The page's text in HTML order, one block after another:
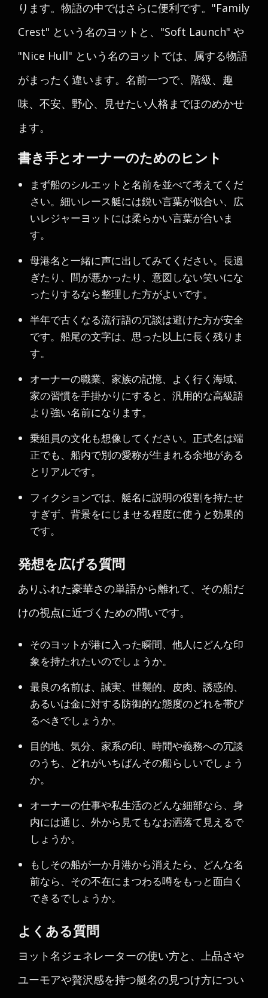
ります。物語の中ではさらに便利です。"Family
Crest" という名のヨットと、"Soft Launch" や
"Nice Hull" という名のヨットでは、属する物語
がまったく違います。名前一つで、階級、趣
味、不安、野心、見せたい人格までほのめかせ
ます。
書き手とオーナーのためのヒント
まず船のシルエットと名前を並べて考えてくだ
さい。細いレース艇には鋭い言葉が似合い、広
いレジャーヨットには柔らかい言葉が合いま
す。
母港名と一緒に声に出してみてください。長過
ぎたり、間が悪かったり、意図しない笑いにな
ったりするなら整理した方がよいです。
半年で古くなる流行語の冗談は避けた方が安全
です。船尾の文字は、思った以上に長く残りま
す。
オーナーの職業、家族の記憶、よく行く海域、
家の習慣を手掛かりにすると、汎用的な高級語
より強い名前になります。
乗組員の文化も想像してください。正式名は端
正でも、船内で別の愛称が生まれる余地がある
とリアルです。
フィクションでは、艇名に説明の役割を持たせ
すぎず、背景をにじませる程度に使うと効果的
です。
発想を広げる質問
ありふれた豪華さの単語から離れて、その船だ
けの視点に近づくための問いです。
そのヨットが港に入った瞬間、他人にどんな印
象を持たれたいのでしょうか。
最良の名前は、誠実、世襲的、皮肉、誘惑的、
あるいは金に対する防御的な態度のどれを帯び
るべきでしょうか。
目的地、気分、家系の印、時間や義務への冗談
のうち、どれがいちばんその船らしいでしょう
か。
オーナーの仕事や私生活のどんな細部なら、身
内には通じ、外から見てもなお洒落て見えるで
しょうか。
もしその船が一か月港から消えたら、どんな名
前なら、その不在にまつわる噂をもっと面白く
できるでしょうか。
よくある質問
ヨット名ジェネレーターの使い方と、上品さや
ユーモアや贅沢感を持つ艇名の見つけ方につい